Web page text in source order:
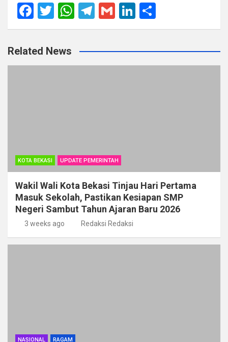
F
a
ce
b
T
wi
er
W
h
T
el
G
m
Li
n
h
Related News
KOTA BEKASI UPDATE PEMERINTAH
Wakil Wali Kota Bekasi Tinjau Hari Pertama
Masuk Sekolah, Pastikan Kesiapan SMP
Negeri Sambut Tahun Ajaran Baru 2026
3 weeks ago Redaksi Redaksi
NASIONAL RAGAM